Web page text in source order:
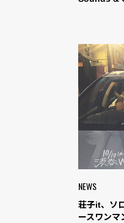
NEWS
荘子it、ソ
ースワン